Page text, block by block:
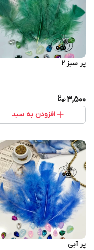
پر سبز ۲
3,500
افزودن به سبد
پر آبی